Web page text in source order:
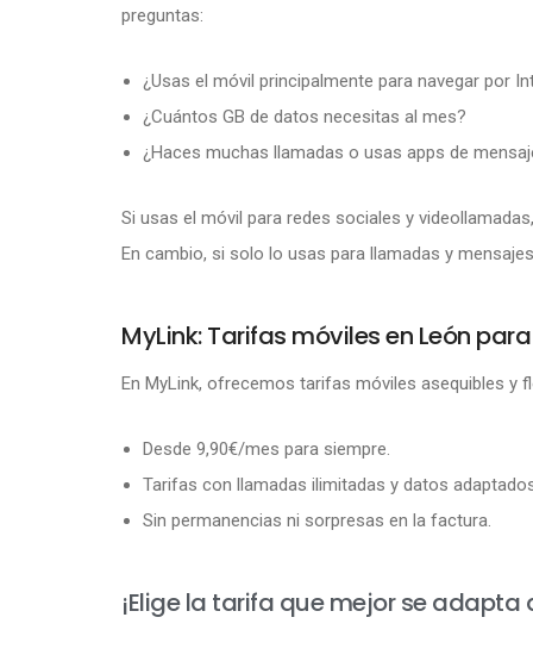
preguntas:
¿Usas el móvil principalmente para navegar por
¿Cuántos GB de datos necesitas al mes?
¿Haces muchas llamadas o usas apps de
Si usas el móvil para redes sociales y
En cambio, si solo lo usas para llamadas y
MyLink: Tarifas móviles en León
En MyLink, ofrecemos tarifas móviles asequibles y
Desde 9,90€/mes para siempre.
Tarifas con llamadas ilimitadas y datos
Sin permanencias ni sorpresas en la factura.
¡Elige la tarifa que mejor se